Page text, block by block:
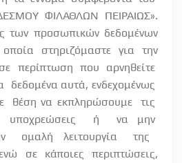
ΦΙΛΑΘΛΩΝ ΠΕΙΡΑΙΩΣ».
των προσωπικών δεδομένων
στηριζόμαστε για την
σε περίπτωση που
αρνηθείτε
δεδομένα αυτά, ενδεχομένως
θέση να εκπληρώσουμε
τις
υποχρεώσεις ή
να μην
ομαλή λειτουργία
της
σε κάποιες
περιπτώσεις,